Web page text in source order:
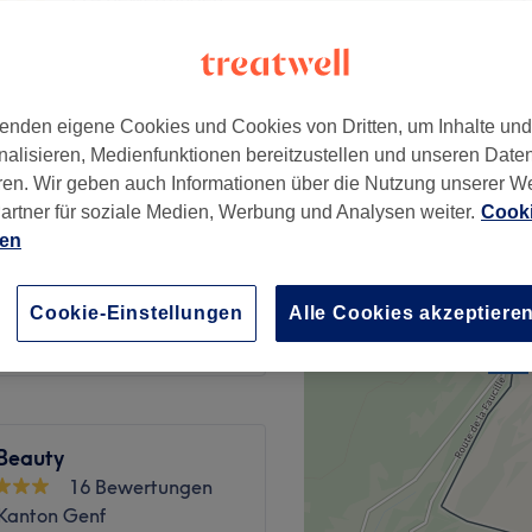
CHF 38
CHF 20
16 Bewertungen
Genf
eigene Cookies und Cookies von Dritten, um Inhalte
Medienfunktionen bereitzustellen und unseren
Wir geben auch Informationen über die Nutzung unserer
für soziale Medien, Werbung und Analysen weiter.
Alle Cookies akzeptieren
Cookie-Einstellungen